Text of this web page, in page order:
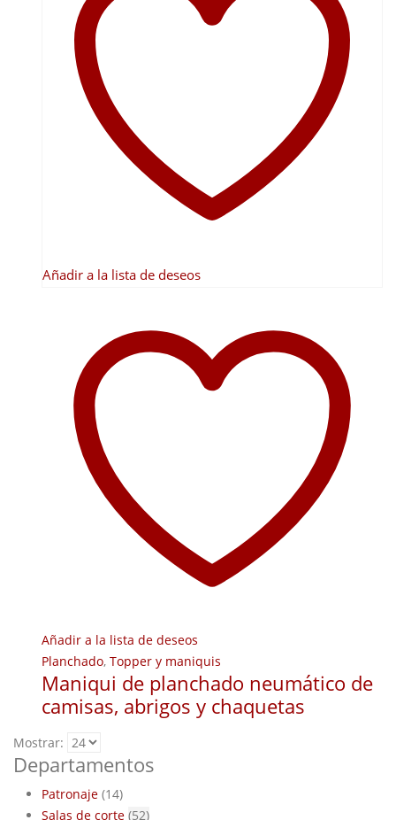
Añadir a la lista de deseos
Añadir a la lista de deseos
Planchado, Topper y maniquis
Maniqui de planchado neumático de
camisas, abrigos y chaquetas
Mostrar:
Departamentos
Patronaje (14)
Salas de corte (52)